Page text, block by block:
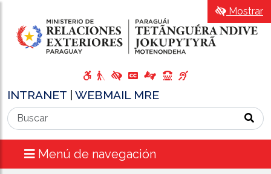
INTRANET WEBMAIL MRE
Menú de navegación
Mostrar